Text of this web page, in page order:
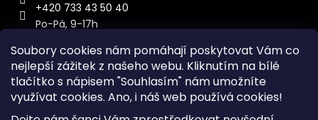
Soubory cookies nám pomáhají poskytovat Vám co
nejlepší zážitek z našeho webu. Kliknutím na bílé
tlačítko s nápisem "Souhlasím" nám umožníte
využívat cookies. Ano, i náš web používá cookies!
+420 733 43 50 40
Po-Pá, 9-17h
Kontakt